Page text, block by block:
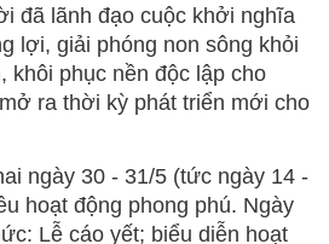
đã lãnh đạo cuộc khởi nghĩa
lợi, giải phóng non sông khỏi
khôi phục nền độc lập cho
ra thời kỳ phát triển mới cho
ngày 30 - 31/5 (tức ngày 14 -
hoạt động phong phú. Ngày
Lễ cáo yết; biểu diễn hoạt